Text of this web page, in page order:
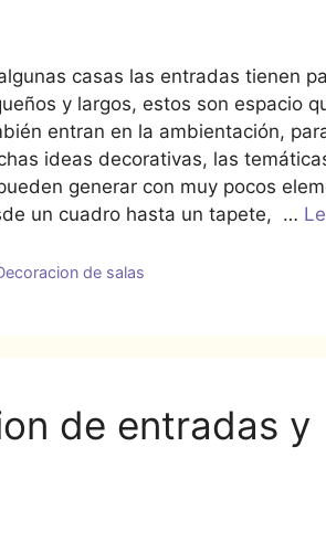
casas las entradas tienen
y largos, estos son espacio
entran en la ambientación,
ideas decorativas, las
generar con muy pocos
un cuadro hasta un tapete, …
de salas
de entradas y